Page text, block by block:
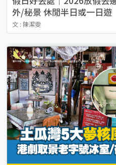
外/秘景 休閒半日或一日遊
文 : 陳潔雯